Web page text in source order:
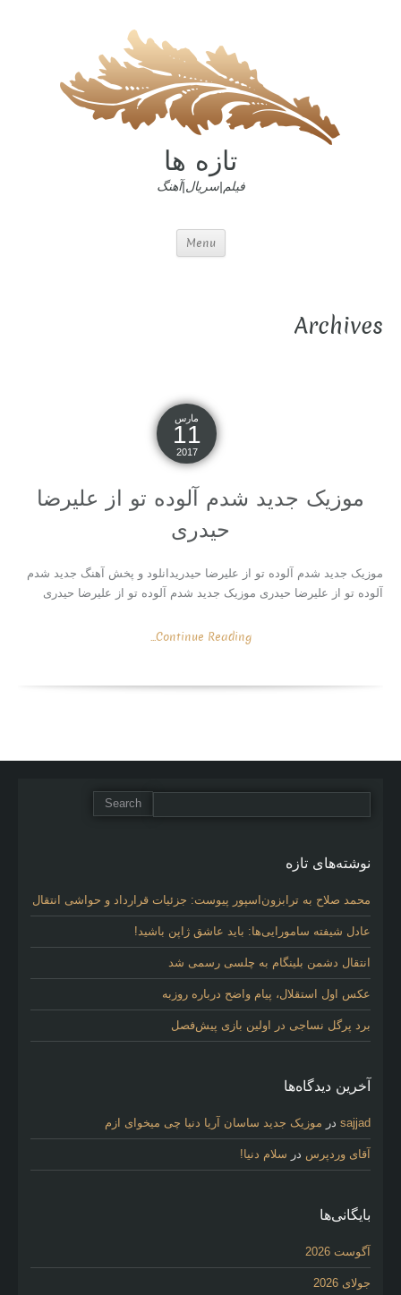
تازه ها
فیلم|سریال|آهنگ
Menu
Archives
مارس
11
2017
موزیک جدید شدم آلوده تو از علیرضا
حیدری
موزیک جدید شدم آلوده تو از علیرضا حیدریدانلود و پخش آهنگ جدید شدم
آلوده تو از علیرضا حیدری موزیک جدید شدم آلوده تو از علیرضا حیدری
Continue Reading...
نوشته‌های تازه
محمد صلاح به ترابزون‌اسپور پیوست: جزئیات قرارداد و حواشی انتقال
عادل شیفته سامورایی‌ها: باید عاشق ژاپن باشید!
انتقال دشمن بلینگام به چلسی رسمی شد
عکس اول استقلال، پیام واضح درباره روزبه
برد پرگل نساجی در اولین بازی پیش‌فصل
آخرین دیدگاه‌ها
sajjad در موزیک جدید ساسان آریا دنیا چی میخوای ازم
آقای وردپرس در سلام دنیا!
بایگانی‌ها
آگوست 2026
جولای 2026